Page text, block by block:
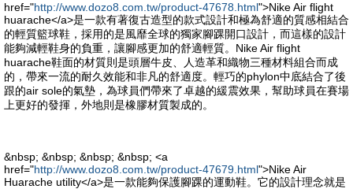
href="http://www.dozo8.com.tw/product-47678.html">Nike Air flight
huarache</a>是一款有著復古造型的款式設計和極為舒適的質感相結合
的輕質籃球鞋，採用的是風靡全球的獨家腳踝開口設計，而這樣的設計
能夠減輕鞋身的負重，讓腳感更加的舒適輕質。Nike Air flight
huarache鞋面的材質則是頭層牛皮、人造革和織物三種材料組合而成
的，帶來一流的耐久效能和非凡的舒適度。輕巧的phylon中底結合了後
跟的air sole的氣墊，為球員們帶來了卓越的緩震效果，幫助球員在賽場
上更好的發揮，外地則是橡膠材質製成的。
&nbsp; &nbsp; &nbsp; &nbsp; <a
href="http://www.dozo8.com.tw/product-47679.html">Nike Air
Huarache utility</a>是一款能夠保護腳踝的運動鞋。它的設計理念就是